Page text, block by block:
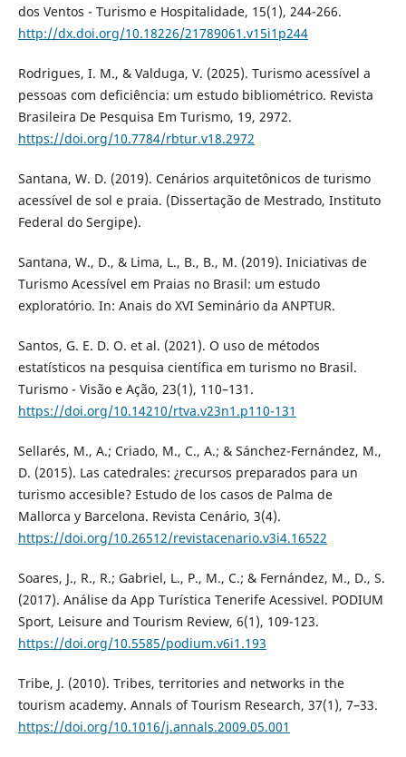
dos Ventos - Turismo e Hospitalidade, 15(1), 244-266.
http://dx.doi.org/10.18226/21789061.v15i1p244
Rodrigues, I. M., & Valduga, V. (2025). Turismo acessível a
pessoas com deficiência: um estudo bibliométrico. Revista
Brasileira De Pesquisa Em Turismo, 19, 2972.
https://doi.org/10.7784/rbtur.v18.2972
Santana, W. D. (2019). Cenários arquitetônicos de turismo
acessível de sol e praia. (Dissertação de Mestrado, Instituto
Federal do Sergipe).
Santana, W., D., & Lima, L., B., B., M. (2019). Iniciativas de
Turismo Acessível em Praias no Brasil: um estudo
exploratório. In: Anais do XVI Seminário da ANPTUR.
Santos, G. E. D. O. et al. (2021). O uso de métodos
estatísticos na pesquisa científica em turismo no Brasil.
Turismo - Visão e Ação, 23(1), 110–131.
https://doi.org/10.14210/rtva.v23n1.p110-131
Sellarés, M., A.; Criado, M., C., A.; & Sánchez-Fernández, M.,
D. (2015). Las catedrales: ¿recursos preparados para un
turismo accesible? Estudo de los casos de Palma de
Mallorca y Barcelona. Revista Cenário, 3(4).
https://doi.org/10.26512/revistacenario.v3i4.16522
Soares, J., R., R.; Gabriel, L., P., M., C.; & Fernández, M., D., S.
(2017). Análise da App Turística Tenerife Acessivel. PODIUM
Sport, Leisure and Tourism Review, 6(1), 109-123.
https://doi.org/10.5585/podium.v6i1.193
Tribe, J. (2010). Tribes, territories and networks in the
tourism academy. Annals of Tourism Research, 37(1), 7–33.
https://doi.org/10.1016/j.annals.2009.05.001